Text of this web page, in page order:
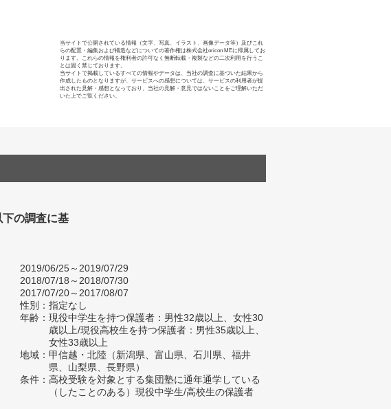
当サイトで公開されている情報（文字、写真、イラスト、画像データ等）及びこれ
らの配置・編集および構造などについての著作権は株式会社oricon MEに帰属してお
ります。これらの情報を権利者の許可なく無断転載・複製などの二次利用を行うこ
とは固く禁じております。
当サイトで掲載しているすべての情報やデータは、当社の調査に基づいた結果から
作成したものとなりますが、サービスへの感想については、サービスの利用者が提
出された見解・感想となっており、当社の見解・意見ではないことをご理解いただ
いた上でご覧ください。
の調査に基
2019/06/25～2019/07/29
2018/07/18～2018/07/30
2017/07/20～2017/08/07
性別：指定なし
年齢：現役中学生を持つ保護者：男性32歳以上、女性30
歳以上/現役高校生を持つ保護者：男性35歳以上、
女性33歳以上
地域：甲信越・北陸（新潟県、富山県、石川県、福井
県、山梨県、長野県）
条件：高校受験を対象とする集団塾に通年通学している
（したことのある）現役中学生/高校生の保護者